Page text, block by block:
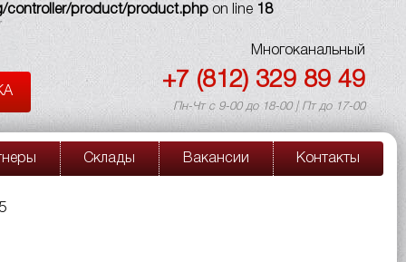
controller/product/product.php on line 18
Многоканальный
+7 (812) 329 89 49
Пн-Чт с 9-00 до 18-00 | Пт до 17-00
Склады Вакансии Контакты